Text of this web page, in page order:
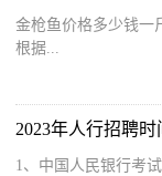
金枪鱼价格多少钱一
根据...
2023年人行招聘
1、中国人民银行考